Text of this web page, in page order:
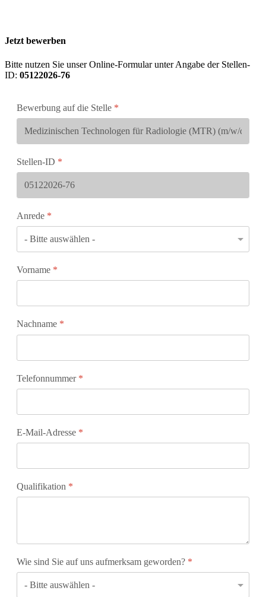
Jetzt bewerben
Bitte nutzen Sie unser Online-Formular unter Angabe der Stellen-
ID: 05122026-76
Bewerbung auf die Stelle *
Stellen-ID *
Anrede *
Vorname *
Nachname *
Telefonnummer *
E-Mail-Adresse *
Qualifikation *
Wie sind Sie auf uns aufmerksam geworden? *